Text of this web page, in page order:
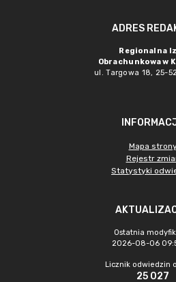
ADRES
Regionalna
Obrachunkowa w
ul. Targowa 18, 25-
Mapa
Rejestr
Statystyki
Ostatnia
2026-08-06
Licznik odwiedzin
25 027